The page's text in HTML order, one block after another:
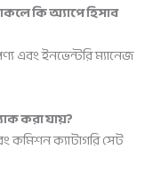
কি অ্যাপে হিসাব
এবং ইনভেন্টরি ম্যানেজ
করা যায়?
কমিশন ক্যাটাগরি সেট